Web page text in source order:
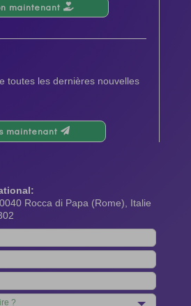
maintenant
toutes les dernières nouvelles
maintenant
Rocca di Papa (Rome), Italie